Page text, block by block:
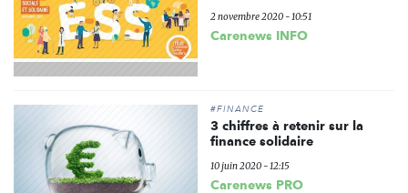
2 novembre 2020 - 10:51
Carenews INFO
#FINANCE
3 chiffres à retenir sur la
finance solidaire
10 juin 2020 - 12:15
Carenews PRO